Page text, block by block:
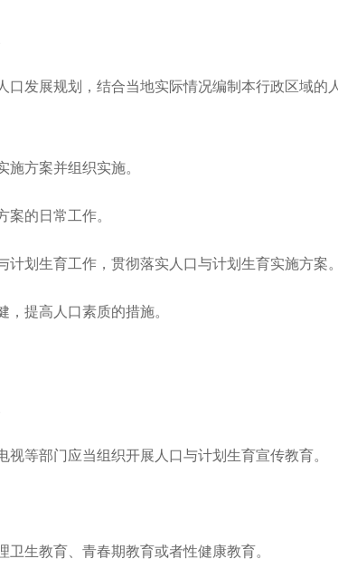
发展规划，结合当地实际情况编制本行政区域的
方案并组织实施。
的日常工作。
划生育工作，贯彻落实人口与计划生育实施方案。
提高人口素质的措施。
等部门应当组织开展人口与计划生育宣传教育。
生教育、青春期教育或者性健康教育。